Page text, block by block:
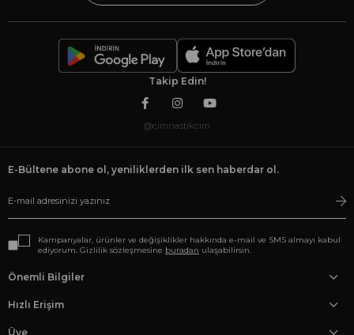
Takip Edin!
@cimnastikcim
E-Bültene abone ol, yeniliklerden ilk sen haberdar ol.
Kampanyalar, ürünler ve değişiklikler hakkında e-mail ve SMS almayı kabul
ediyorum. Gizlilik sözleşmesine buradan ulaşabilirsin.
Önemli Bilgiler
Hızlı Erişim
Üye